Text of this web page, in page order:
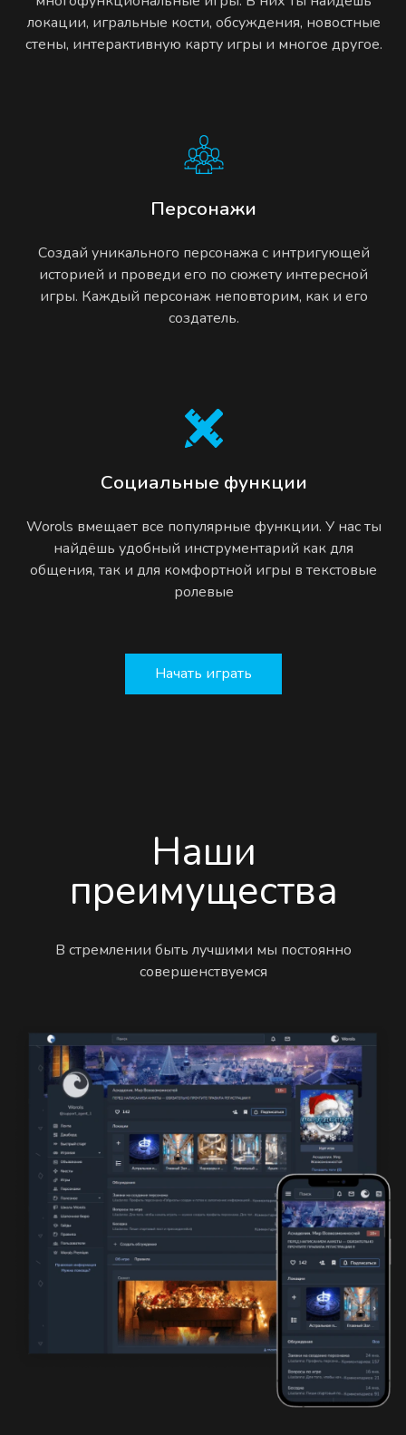
локации, игральные кости, обсуждения, новостные
стены, интерактивную карту игры и многое другое.
Персонажи
Создай уникального персонажа с интригующей
историей и проведи его по сюжету интересной
игры. Каждый персонаж неповторим, как и его
создатель.
Социальные функции
Worols вмещает все популярные функции. У нас ты
найдёшь удобный инструментарий как для
общения, так и для комфортной игры в текстовые
ролевые
Начать играть
Наши
преимущества
В стремлении быть лучшими мы постоянно
совершенствуемся